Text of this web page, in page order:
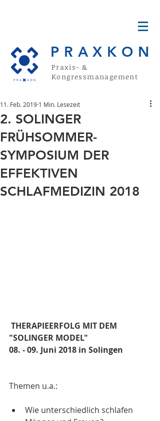
PRAXKON
Praxis- &
Kongressmanagement
2. SOLINGER
FRÜHSOMMER-
SYMPOSIUM DER
EFFEKTIVEN
SCHLAFMEDIZIN 2018
11. Feb. 2019 1 Min. Lesezeit
THERAPIEERFOLG MIT DEM
"SOLINGER MODEL"
08. - 09. Juni 2018 in Solingen
Themen u.a.:
Wie unterschiedlich schlafen